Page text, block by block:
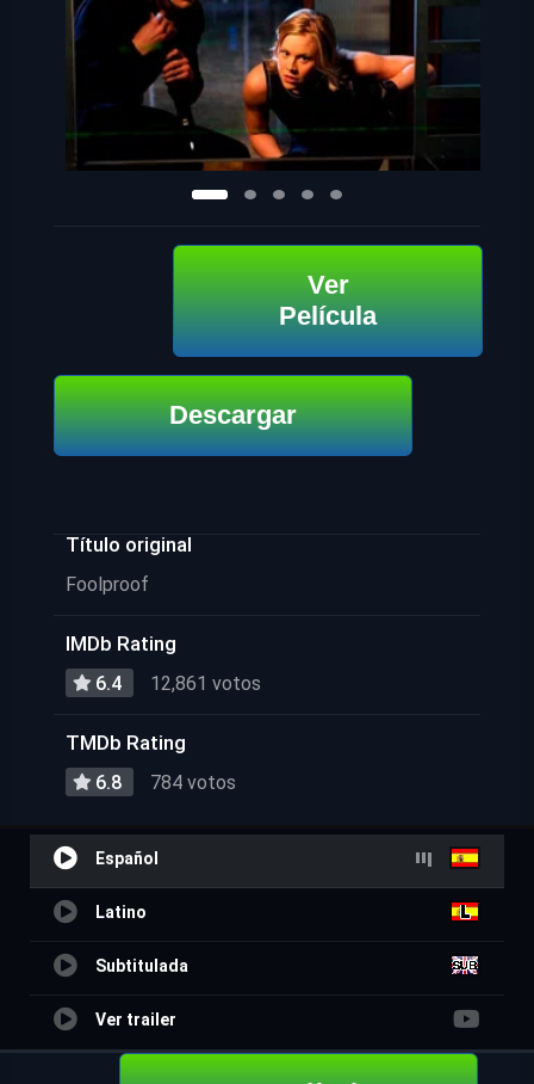
Ver
Película
Descargar
Título original
Foolproof
IMDb Rating
6.4 12,861 votos
TMDb Rating
6.8 784 votos
Español
Latino
Subtitulada
Ver trailer